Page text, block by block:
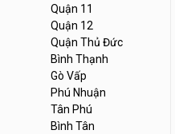
Quận 11
Quận 12
Quận Thủ Đức
Bình Thạnh
Gò Vấp
Phú Nhuận
Tân Phú
Bình Tân